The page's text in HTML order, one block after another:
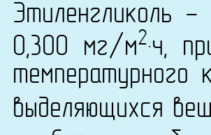
Этиленгликоль -
0,300 мг/м2·ч,
температурного
выделяющихся